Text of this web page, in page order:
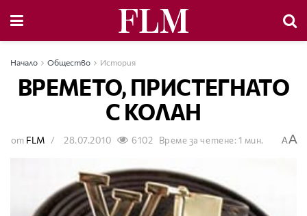
Начало Общество История
ВРЕМЕТО, ПРИСТЕГНАТО
С КОЛАН
от FLM 28.07.2010 6102 Време за четене: 1 мин. AA